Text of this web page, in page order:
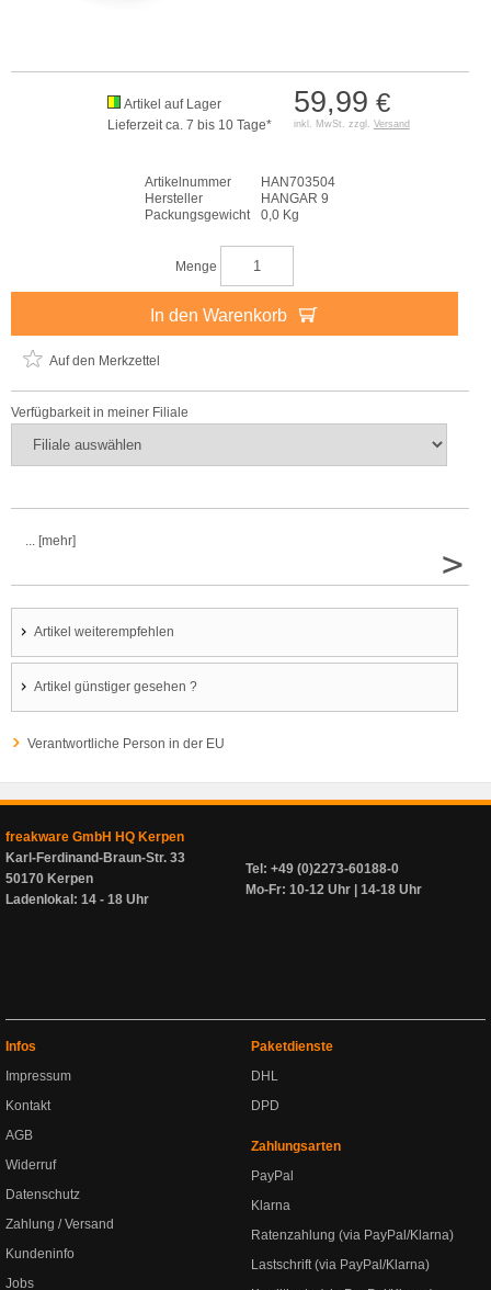
59,99 €
inkl. MwSt. zzgl. Versand
Artikel auf Lager
Lieferzeit ca. 7 bis 10 Tage*
Artikelnummer
HAN703504
Hersteller
HANGAR 9
Packungsgewicht
0,0 Kg
Menge
In den Warenkorb
Auf den Merkzettel
Verfügbarkeit in meiner Filiale
... [mehr]
>
Artikel weiterempfehlen
Artikel günstiger gesehen ?
Verantwortliche Person in der EU
freakware GmbH HQ Kerpen
Karl-Ferdinand-Braun-Str. 33
50170 Kerpen
Ladenlokal: 14 - 18 Uhr
Tel: +49 (0)2273-60188-0
Mo-Fr: 10-12 Uhr | 14-18 Uhr
Infos
Impressum
Kontakt
AGB
Widerruf
Datenschutz
Zahlung / Versand
Kundeninfo
Jobs
Paketdienste
DHL
DPD
Zahlungsarten
PayPal
Klarna
Ratenzahlung (via PayPal/Klarna)
Lastschrift (via PayPal/Klarna)